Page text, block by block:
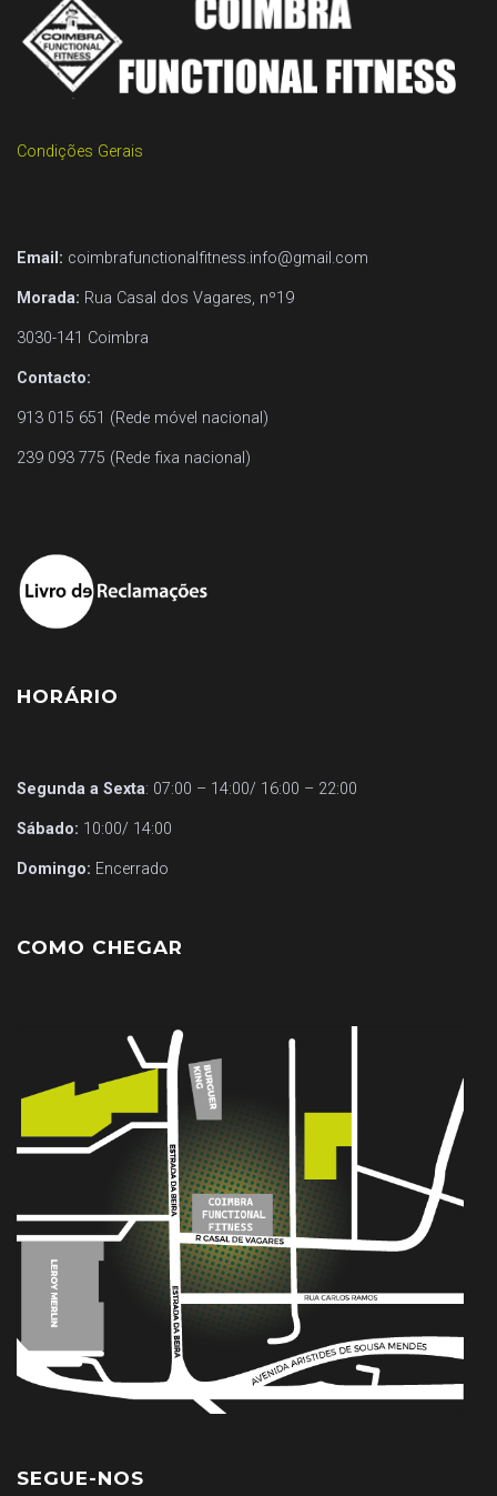
Condições Gerais
Email: coimbrafunctionalfitness.info@gmail.com
Morada: Rua Casal dos Vagares, nº19
3030-141 Coimbra
Contacto:
913 015 651 (Rede móvel nacional)
239 093 775 (Rede fixa nacional)
HORÁRIO
Segunda a Sexta: 07:00 – 14:00/ 16:00 – 22:00
Sábado: 10:00/ 14:00
Domingo: Encerrado
COMO CHEGAR
SEGUE-NOS